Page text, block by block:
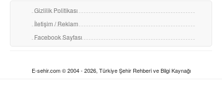
Gizlilik Politikası
İletişim / Reklam
Facebook Sayfası
E-sehir.com © 2004 - 2026, Türkiye Şehir Rehberi ve Bilgi Kaynağı